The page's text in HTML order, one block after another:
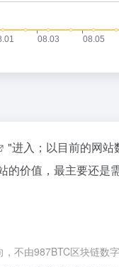
"进入；以目前的网
价值，最主要还是
不由987BTC区块链数